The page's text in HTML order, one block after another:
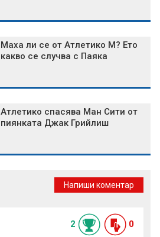
Маха ли се от Атлетико М? Ето
какво се случва с Паяка
Атлетико спасява Ман Сити от
пиянката Джак Грийлиш
Напиши коментар
2 0